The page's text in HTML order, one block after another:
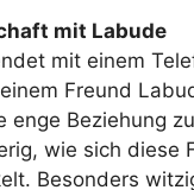
mit Labude
mit einem
Freund
enge Beziehung
wie sich diese
Besonders